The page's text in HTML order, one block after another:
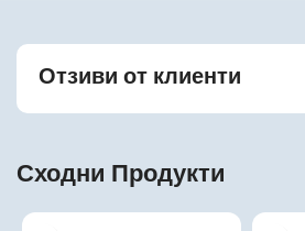
Отзиви от клиенти
Сходни Продукти